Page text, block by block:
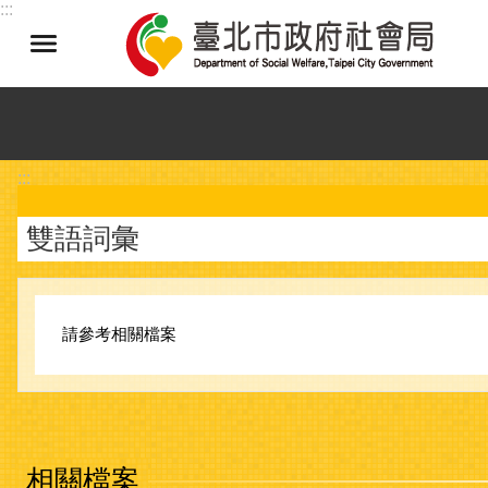
跳到主要內容區塊
:::
:::
雙語詞彙
請參考相關檔案
相關檔案